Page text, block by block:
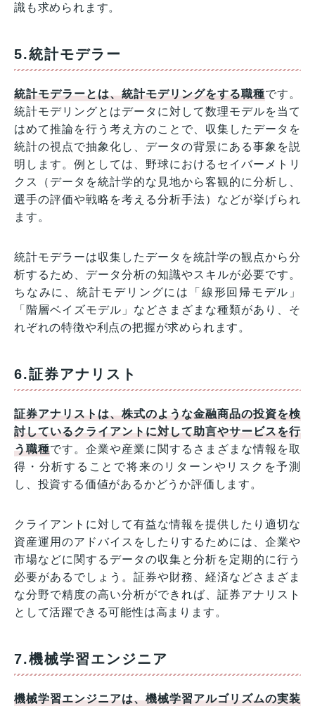
識も求められます。
5.統計モデラー
統計モデラーとは、統計モデリングをする職種です。
統計モデリングとはデータに対して数理モデルを当て
はめて推論を行う考え方のことで、収集したデータを
統計の視点で抽象化し、データの背景にある事象を説
明します。例としては、野球におけるセイバーメトリ
クス（データを統計学的な見地から客観的に分析し、
選手の評価や戦略を考える分析手法）などが挙げられ
ます。
統計モデラーは収集したデータを統計学の観点から分
析するため、データ分析の知識やスキルが必要です。
ちなみに、統計モデリングには「線形回帰モデル」
「階層ベイズモデル」などさまざまな種類があり、そ
れぞれの特徴や利点の把握が求められます。
6.証券アナリスト
証券アナリストは、株式のような金融商品の投資を検
討しているクライアントに対して助言やサービスを行
う職種です。企業や産業に関するさまざまな情報を取
得・分析することで将来のリターンやリスクを予測
し、投資する価値があるかどうか評価します。
クライアントに対して有益な情報を提供したり適切な
資産運用のアドバイスをしたりするためには、企業や
市場などに関するデータの収集と分析を定期的に行う
必要があるでしょう。証券や財務、経済などさまざま
な分野で精度の高い分析ができれば、証券アナリスト
として活躍できる可能性は高まります。
7.機械学習エンジニア
機械学習エンジニアは、機械学習アルゴリズムの実装